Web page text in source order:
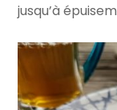
jusqu’à